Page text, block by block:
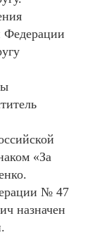
Федерации
«За
№ 47
назначен